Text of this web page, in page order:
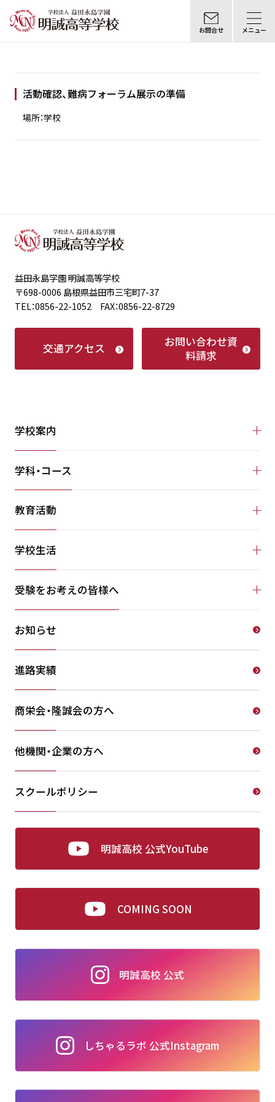
お問合せ メニュー
活動確認、難病フォーラム展示の準備
場所：学校
益田永島学園 明誠高等学校
〒698-0006 島根県益田市三宅町7-37
TEL：0856-22-1052 FAX：0856-22-8729
交通アクセス お問い合わせ資
料請求
学校案内
学科・コース
教育活動
学校生活
受験をお考えの皆様へ
お知らせ
進路実績
商栄会・隆誠会の方へ
他機関・企業の方へ
スクールポリシー
明誠高校 公式YouTube
COMING SOON
明誠高校 公式
しちゃるラボ 公式Instagram